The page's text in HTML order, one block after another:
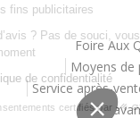
Foire Aux
Moyens de
Service après-
Vos
personnalisées à des
Besoin de changer
préférences à tout
Consulter notre